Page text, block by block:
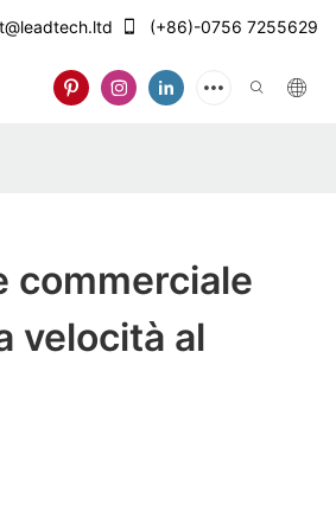
(+86)-0756 7255629
commerciale
velocità al